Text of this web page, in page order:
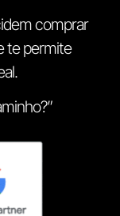
comprar
te permite